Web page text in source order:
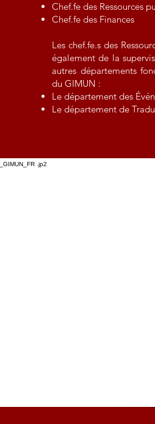
Chef.fe des Ressources
Chef.fe des Finances
Les chef.fe.s des
également de la
autres départements
du GIMUN :
Le département des
Le département de
Afin d’assurer la